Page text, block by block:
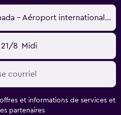
Thunder Bay, ON, Canada - Aéroport international de Thunder Bay (YQT)
8 Midi
et informations de services et
partenaires